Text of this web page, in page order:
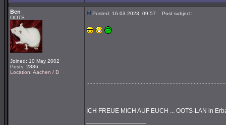
Ben
OOTS
Joined: 10 May 2002
Posts: 2886
Location: Aachen / D
Posted: 16.03.2023, 09:57 Post subject:
ICH FREUE MICH AUF EUCH ... OOTS-LAN in